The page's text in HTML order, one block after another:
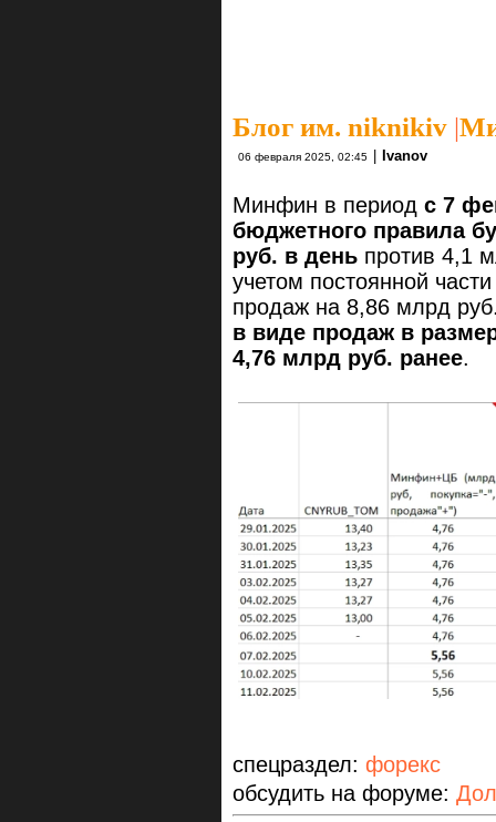
Блог им. niknikiv |
06 февраля 2025, 02:45 | Ivanov
Минфин в период с 7
бюджетного правила
руб. в день против 4,1
учетом постоянной
продаж на 8,86 млрд
в виде продаж в
4,76 млрд руб. ранее.
спецраздел: форекс
обсудить на форуме: